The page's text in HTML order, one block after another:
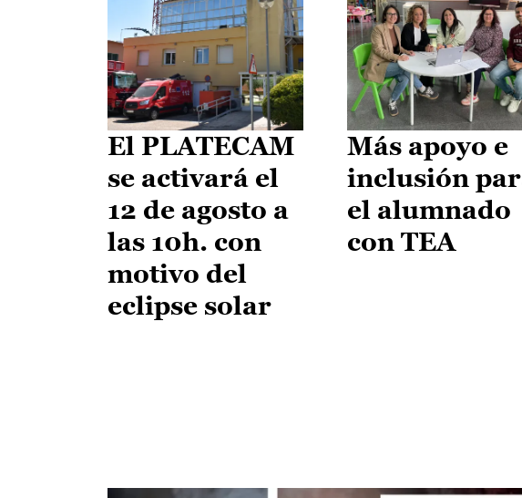
El PLATECAM
se activará el
12 de agosto a
las 10h. con
motivo del
eclipse solar
Más apoyo e
inclusión
el alumnado
con TEA